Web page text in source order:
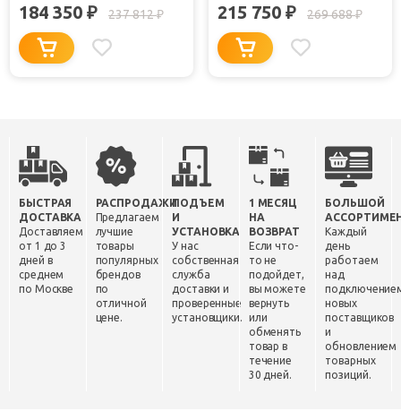
184 350 ₽ 237 812₽ 215 750 ₽ 269 688₽
БЫСТРАЯ
ДОСТАВКА
Доставляем
от 1 до 3
дней в
среднем
по Москве
РАСПРОДАЖИ
Предлагаем
лучшие
товары
популярных
брендов
по
отличной
цене.
ПОДЪЕМ
И
УСТАНОВКА
У нас
собственная
служба
доставки и
проверенные
установщики.
1 МЕСЯЦ
НА
ВОЗВРАТ
Если что-
то не
подойдет,
вы можете
вернуть
или
обменять
товар в
течение
30 дней.
БОЛЬШОЙ
Каждый
день
работаем
над
новых
поставщиков
и
обновлением
товарных
позиций.